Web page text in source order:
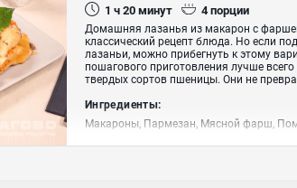
1 ч 20минут 4порции
Домашняя лазанья из макарон с
классический рецепт блюда. Но если
лазаньи, можно прибегнуть к этому
пошагового приготовления лучше
твердых сортов пшеницы. Они не
Ингредиенты:
Макароны, Пармезан, Мясной фарш,